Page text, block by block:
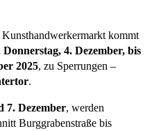
kommt
Donnerstag, 4. Dezember, bis
2025, zu Sperrungen –
.
7. Dezember, werden
Burggrabenstraße bis